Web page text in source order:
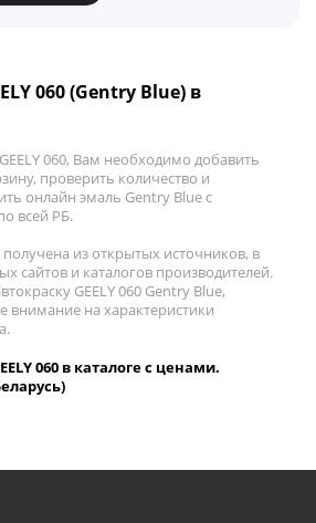
060 (Gentry Blue) в
060, Вам необходимо добавить
проверить количество и
онлайн эмаль Gentry Blue с
всей РБ.
из открытых источников, в
сайтов и каталогов производителей.
GEELY 060 Gentry Blue,
внимание на характеристики
060 в каталоге с ценами.